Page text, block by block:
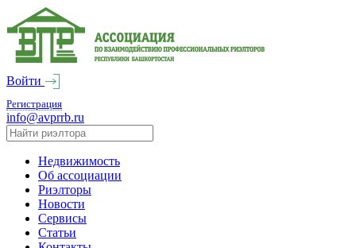
Войти
Регистрация
info@avprrb.ru
Недвижимость
Об ассоциации
Риэлторы
Новости
Сервисы
Статьи